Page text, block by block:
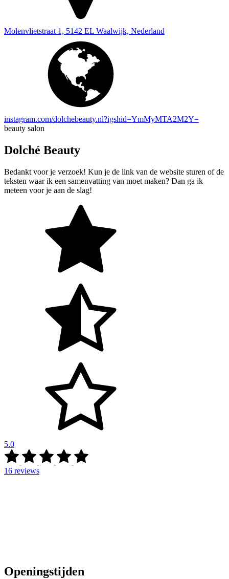
Molenvlietstraat 1, 5142 EL Waalwijk, Nederland
instagram.com/dolchebeauty.nl?igshid=YmMyMTA2M2Y=
beauty salon
Dolché Beauty
Bedankt voor je verzoek! Kun je de link van de website sturen of de
teksten waar ik een samenvatting van moet maken? Dan ga ik
meteen voor je aan de slag!
5.0
16 reviews
Openingstijden